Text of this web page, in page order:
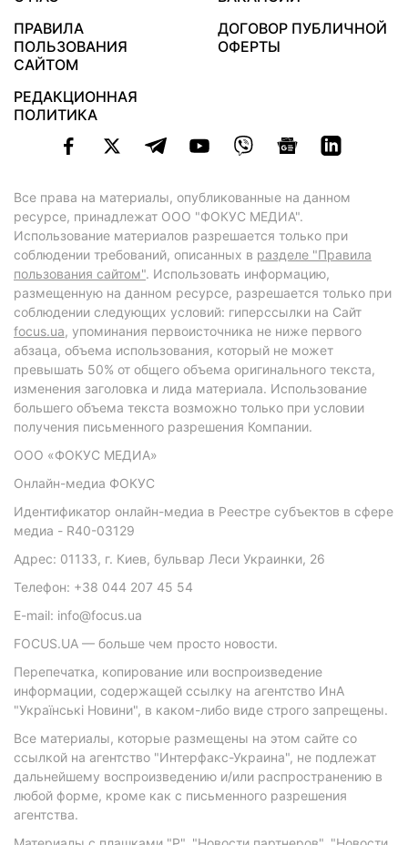
ПРАВИЛА
ПОЛЬЗОВАНИЯ
САЙТОМ
ДОГОВОР ПУБЛИЧНОЙ
ОФЕРТЫ
РЕДАКЦИОННАЯ
ПОЛИТИКА
Все права на материалы, опубликованные на данном
ресурсе, принадлежат ООО "ФОКУС МЕДИА".
Использование материалов разрешается только при
соблюдении требований, описанных в разделе "Правила
пользования сайтом". Использовать информацию,
размещенную на данном ресурсе, разрешается только при
соблюдении следующих условий: гиперссылки на Сайт
focus.ua, упоминания первоисточника не ниже первого
абзаца, объема использования, который не может
превышать 50% от общего объема оригинального текста,
изменения заголовка и лида материала. Использование
большего объема текста возможно только при условии
получения письменного разрешения Компании.
ООО «ФОКУС МЕДИА»
Онлайн-медиа ФОКУС
Идентификатор онлайн-медиа в Реестре субъектов в сфере
медиа - R40-03129
Адрес: 01133, г. Киев, бульвар Леси Украинки, 26
Телефон: +38 044 207 45 54
E-mail: info@focus.ua
FOCUS.UA — больше чем просто новости.
Перепечатка, копирование или воспроизведение
информации, содержащей ссылку на агентство ИнА
"Українські Новини", в каком-либо виде строго запрещены.
Все материалы, которые размещены на этом сайте со
ссылкой на агентство "Интерфакс-Украина", не подлежат
дальнейшему воспроизведению и/или распространению в
любой форме, кроме как с письменного разрешения
агентства.